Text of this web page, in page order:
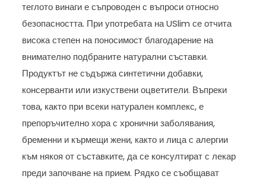
теглото винаги е съпроводен с въпроси относно
безопасността. При употребата на USlim се отчита
висока степен на поносимост благодарение на
внимателно подбраните натурални съставки.
Продуктът не съдържа синтетични добавки,
консерванти или изкуствени оцветители. Въпреки
това, както при всеки натурален комплекс, е
препоръчително хора с хронични заболявания,
бременни и кърмещи жени, както и лица с алергии
към някоя от съставките, да се консултират с лекар
преди започване на прием. Рядко се съобщават